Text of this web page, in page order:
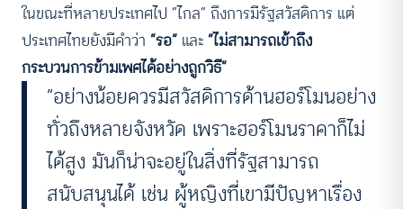
ในขณะที่หลายประเทศไป “ไกล” ถึงการมีรัฐสวัสดิการ แต่
ประเทศไทยยังมีคำว่า “รอ” และ“ไม่สามารถเข้าถึง
กระบวนการข้ามเพศได้อย่างถูกวิธี”
“อย่างน้อยควรมีสวัสดิการด้านฮอร์โมนอย่าง
ทั่วถึงหลายจังหวัด เพราะฮอร์โมนราคาก็ไม่
ได้สูง มันก็น่าจะอยู่ในสิ่งที่รัฐสามารถ
สนับสนุนได้ เช่น ผู้หญิงที่เขามีปัญหาเรื่อง